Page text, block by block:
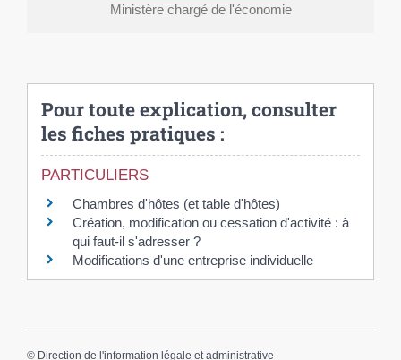
Ministère chargé de l'économie
Pour toute explication, consulter
les fiches pratiques :
PARTICULIERS
Chambres d'hôtes (et table d'hôtes)
Création, modification ou cessation d'activité : à
qui faut-il s'adresser ?
Modifications d'une entreprise individuelle
© Direction de l'information légale et administrative